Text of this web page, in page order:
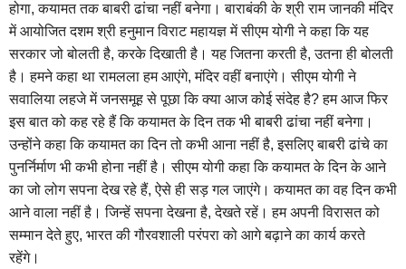
होगा, कयामत तक बाबरी ढांचा नहीं बनेगा। बाराबंकी के श्री राम जानकी मंदिर
में आयोजित दशम श्री हनुमान विराट महायज्ञ में सीएम योगी ने कहा कि यह
सरकार जो बोलती है, करके दिखाती है। यह जितना करती है, उतना ही बोलती
है। हमने कहा था रामलला हम आएंगे, मंदिर वहीं बनाएंगे। सीएम योगी ने
सवालिया लहजे में जनसमूह से पूछा कि क्या आज कोई संदेह है? हम आज फिर
इस बात को कह रहे हैं कि कयामत के दिन तक भी बाबरी ढांचा नहीं बनेगा।
उन्होंने कहा कि कयामत का दिन तो कभी आना नहीं है, इसलिए बाबरी ढांचे का
पुनर्निर्माण भी कभी होना नहीं है। सीएम योगी कहा कि कयामत के दिन के आने
का जो लोग सपना देख रहे हैं, ऐसे ही सड़ गल जाएंगे। कयामत का वह दिन कभी
आने वाला नहीं है। जिन्हें सपना देखना है, देखते रहें। हम अपनी विरासत को
सम्मान देते हुए, भारत की गौरवशाली परंपरा को आगे बढ़ाने का कार्य करते
रहेंगे।